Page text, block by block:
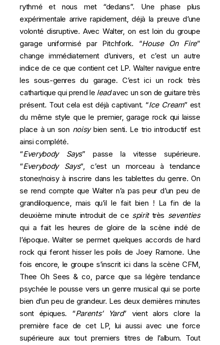
rythmé et nous met “dedans”. Une phase plus
expérimentale arrive rapidement, déjà la preuve d’une
volonté disruptive. Avec Walter, on est loin du groupe
garage uniformisé par Pitchfork. “House On Fire”
change immédiatement d’univers, et c’est un autre
indice de ce que contient cet LP. Walter navigue entre
les sous-genres du garage. C’est ici un rock très
cathartique qui prend le leadavec un son de guitare très
présent. Tout cela est déjà captivant. “Ice Cream” est
du même style que le premier, garage rock qui laisse
place à un son noisybien senti. Le trio introductif est
ainsi complété.
“Everybody Says” passe la vitesse supérieure.
“Everybody Says“, c’est un morceau à tendance
stoner/noisy à inscrire dans les tablettes du genre. On
se rend compte que Walter n’a pas peur d’un peu de
grandiloquence, mais qu’il le fait bien ! La fin de la
deuxième minute introduit de ce spirittrès seventies
qui a fait les heures de gloire de la scène indé de
l’époque. Walter se permet quelques accords de hard
rock qui feront hisser les poils de Joey Ramone. Une
fois encore, le groupe s’inscrit ici dans la scène CFM,
Thee Oh Sees & co, parce que sa légère tendance
psychée le pousse vers un genre musical qui se porte
bien d’un peu de grandeur. Les deux dernières minutes
sont épiques. “Parents’ Yard” vient alors clore la
première face de cet LP, lui aussi avec une force
supérieure aux tout premiers titres de l’album. Tout